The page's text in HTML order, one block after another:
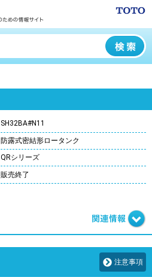
SH32BA#N11
防露式密結形ロータンク
QRシリーズ
販売終了
注意事項